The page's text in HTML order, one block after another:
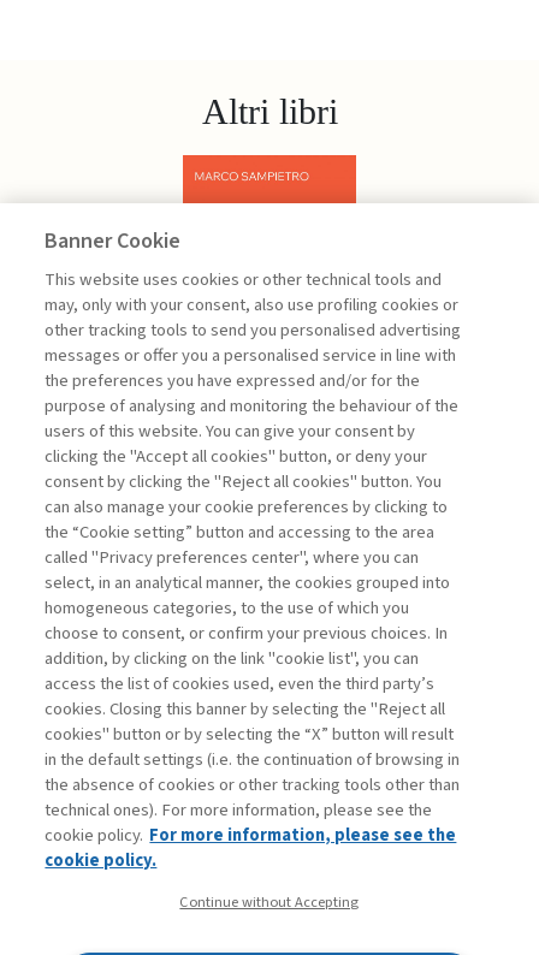
Altri libri
Previous
Sampietro Marco
Project
Management -
III edizione
ARCHIVIO
Contatti
Abbonamenti
Archivio rubriche
Privacy
Banner Cookie
This website uses cookies or other technical tools and
may, only with your consent, also use profiling cookies or
other tracking tools to send you personalised advertising
messages or offer you a personalised service in line with
the preferences you have expressed and/or for the
purpose of analysing and monitoring the behaviour of the
users of this website. You can give your consent by
clicking the "Accept all cookies" button, or deny your
consent by clicking the "Reject all cookies" button. You
can also manage your cookie preferences by clicking to
the “Cookie setting” button and accessing to the area
called "Privacy preferences center", where you can
select, in an analytical manner, the cookies grouped into
homogeneous categories, to the use of which you
choose to consent, or confirm your previous choices. In
addition, by clicking on the link "cookie list", you can
access the list of cookies used, even the third party’s
cookies. Closing this banner by selecting the "Reject all
cookies" button or by selecting the “X” button will result
in the default settings (i.e. the continuation of browsing in
the absence of cookies or other tracking tools other than
technical ones). For more information, please see the
cookie policy. For more information, please see the
cookie policy.
Continue without Accepting